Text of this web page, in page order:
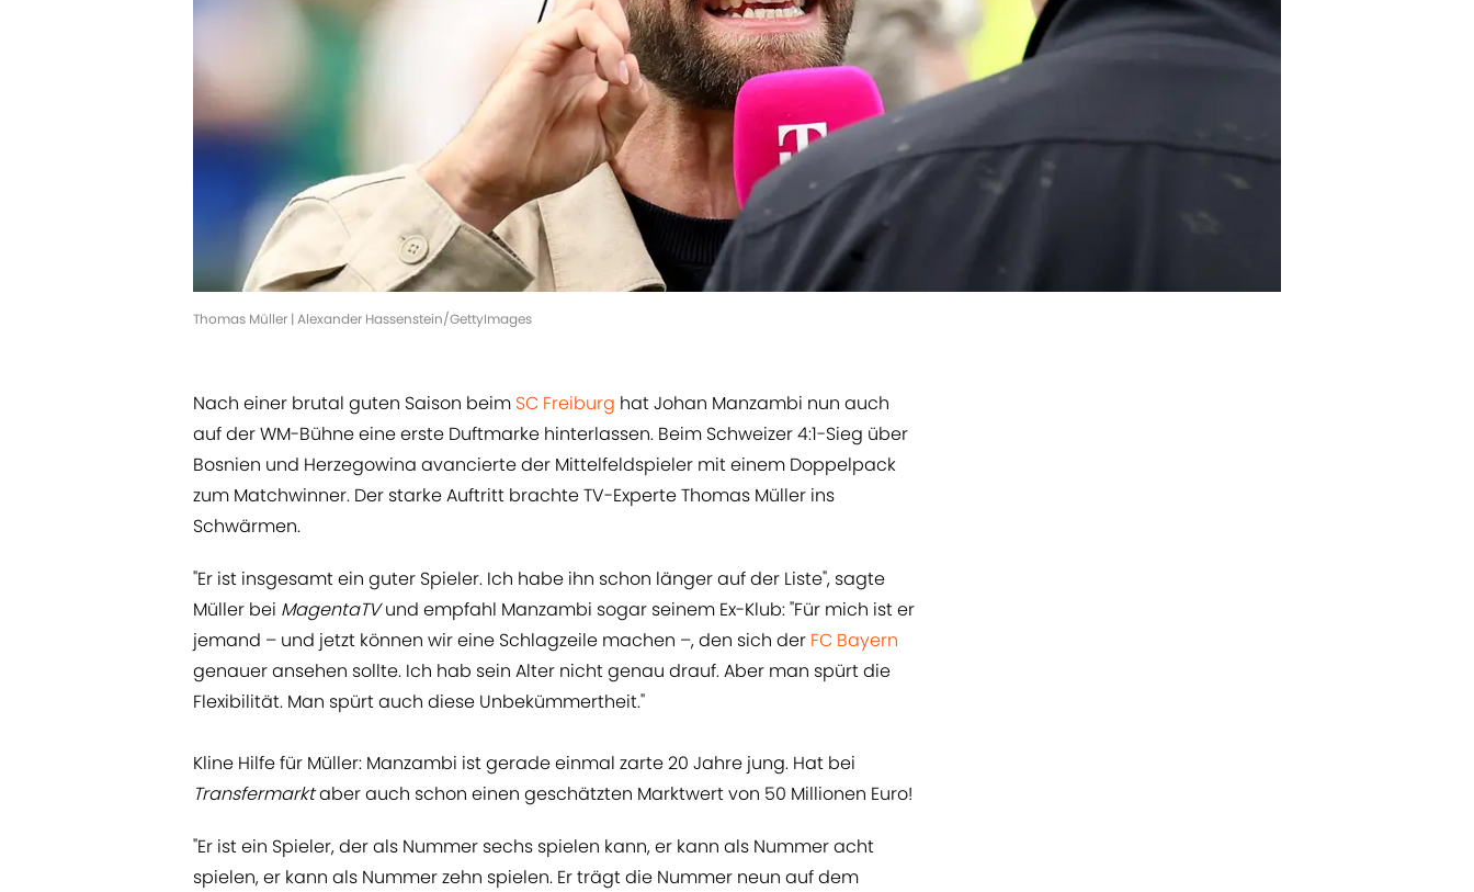
Thomas Müller | Alexander Hassenstein/GettyImages
Nach einer brutal guten Saison beim SC Freiburg hat Johan Manzambi nun auch
auf der WM-Bühne eine erste Duftmarke hinterlassen. Beim Schweizer 4:1-Sieg über
Bosnien und Herzegowina avancierte der Mittelfeldspieler mit einem Doppelpack
zum Matchwinner. Der starke Auftritt brachte TV-Experte Thomas Müller ins
Schwärmen.
"Er ist insgesamt ein guter Spieler. Ich habe ihn schon länger auf der Liste", sagte
Müller bei MagentaTVund empfahl Manzambi sogar seinem Ex-Klub: "Für mich ist er
jemand – und jetzt können wir eine Schlagzeile machen –, den sich der FC Bayern
genauer ansehen sollte. Ich hab sein Alter nicht genau drauf. Aber man spürt die
Flexibilität. Man spürt auch diese Unbekümmertheit."
Kline Hilfe für Müller: Manzambi ist gerade einmal zarte 20 Jahre jung. Hat bei
Transfermarktaber auch schon einen geschätzten Marktwert von 50 Millionen Euro!
"Er ist ein Spieler, der als Nummer sechs spielen kann, er kann als Nummer acht
spielen, er kann als Nummer zehn spielen. Er trägt die Nummer neun auf dem